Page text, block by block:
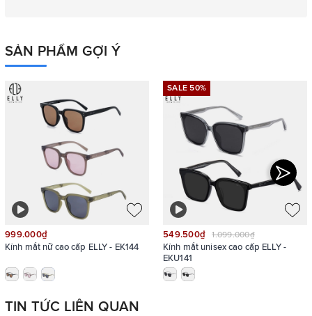
SẢN PHẨM GỢI Ý
999.000₫
Kính mắt nữ cao cấp ELLY - EK144
SALE 50%
549.500₫ 1.099.000₫
Kính mắt unisex cao cấp ELLY -
EKU141
TIN TỨC LIÊN QUAN